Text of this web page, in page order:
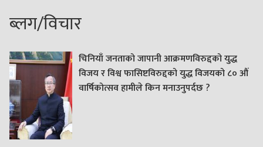
ब्लग/विचार
चिनियाँ जनताको जापानी आक्रमणविरुद्दको युद्ध
विजय र विश्व फासिष्टविरुद्दको युद्ध विजयको ८० औं
वार्षिकोत्सव हामीले किन मनाउनुपर्दछ ?